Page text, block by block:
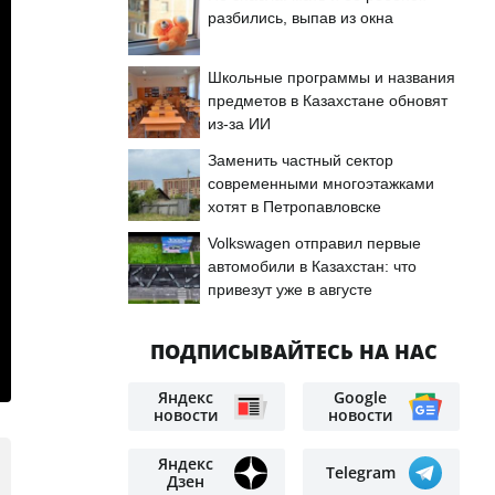
разбились, выпав из окна
Школьные программы и названия
предметов в Казахстане обновят
из-за ИИ
Заменить частный сектор
современными многоэтажками
хотят в Петропавловске
Volkswagen отправил первые
автомобили в Казахстан: что
привезут уже в августе
ПОДПИСЫВАЙТЕСЬ НА НАС
Яндекс
новости
Google
новости
Яндекс
Дзен
Telegram